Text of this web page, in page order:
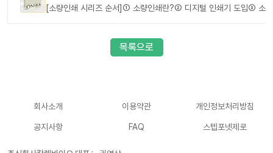
목록으로
회사소개 이용약관 개인정보처리방침
공지사항 FAQ 스텝포넷제로